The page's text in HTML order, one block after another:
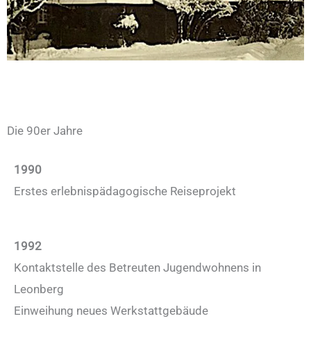
Die 90er Jahre
1990
Erstes erlebnispädagogische Reiseprojekt
1992
Kontaktstelle des Betreuten Jugendwohnens in
Leonberg
Einweihung neues Werkstattgebäude